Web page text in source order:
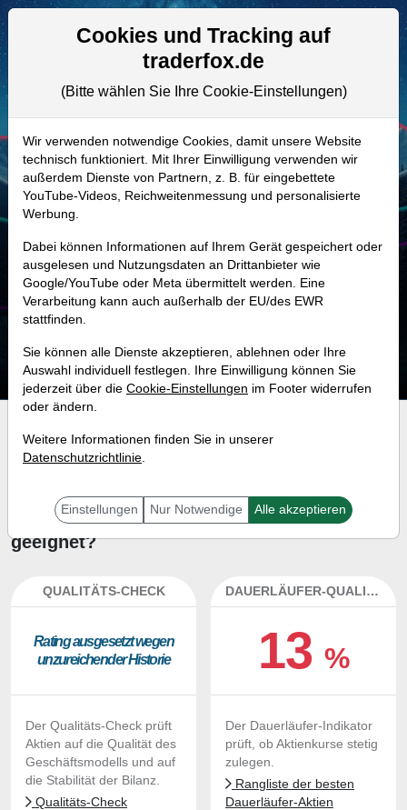
Aktien- und Artikelsuche
A40MF5 | ONCO–Onconetix Aktie
Realtime-Aktienkurs:
-
-
MONKEY-TRADER INDIKATOR
18.8 %
Mit 18.8 % Wahrscheinlichkeit wird selbst der unglücklichst agierende Trader
Investment-Check:
Kaufempfehlung?
Ist die Aktie von Onconetix zum
Kaufen und Liegenlassen
geeignet?
QUALITÄTS-CHECK
Ra­ting aus­ge­setzt we­gen
un­zu­rei­chen­der His­to­rie
Der Qualitäts-Check prüft
Aktien auf die Qualität des
Geschäftsmodells und auf
die Stabilität der Bilanz.
Qualitäts-Check
DAUERLÄUFER-QUALITÄTEN
13%
Der Dauerläufer-Indikator
prüft, ob Aktienkurse stetig
zulegen.
Rangliste der besten
Dauerläufer-Aktien
Cookies und Tracking auf
traderfox.de
(Bitte wählen Sie Ihre Cookie-Einstellungen)
Wir verwenden notwendige Cookies, damit unsere Website
technisch funktioniert. Mit Ihrer Einwilligung verwenden wir
außerdem Dienste von Partnern, z. B. für eingebettete
YouTube-Videos, Reichweitenmessung und personalisierte
Werbung.
Dabei können Informationen auf Ihrem Gerät gespeichert oder
ausgelesen und Nutzungsdaten an Drittanbieter wie
Google/YouTube oder Meta übermittelt werden. Eine
Verarbeitung kann auch außerhalb der EU/des EWR
stattfinden.
Sie können alle Dienste akzeptieren, ablehnen oder Ihre
Auswahl individuell festlegen. Ihre Einwilligung können Sie
jederzeit über die Cookie-Einstellungen im Footer widerrufen
oder ändern.
Weitere Informationen finden Sie in unserer
Datenschutzrichtlinie.
Einstellungen Nur Notwendige Alle akzeptieren